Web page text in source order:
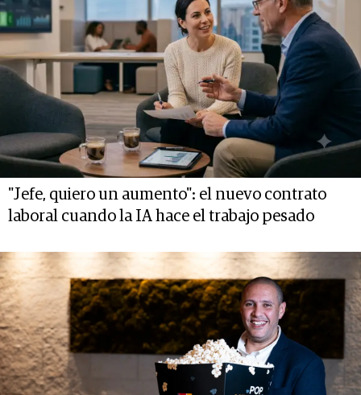
"Jefe, quiero un aumento": el nuevo contrato
laboral cuando la IA hace el trabajo pesado